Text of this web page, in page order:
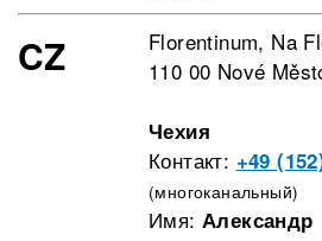
CZ
Florentinum, Na
110 00 Nové
Чехия
Контакт: +49
(многоканальный)
Имя: Александр